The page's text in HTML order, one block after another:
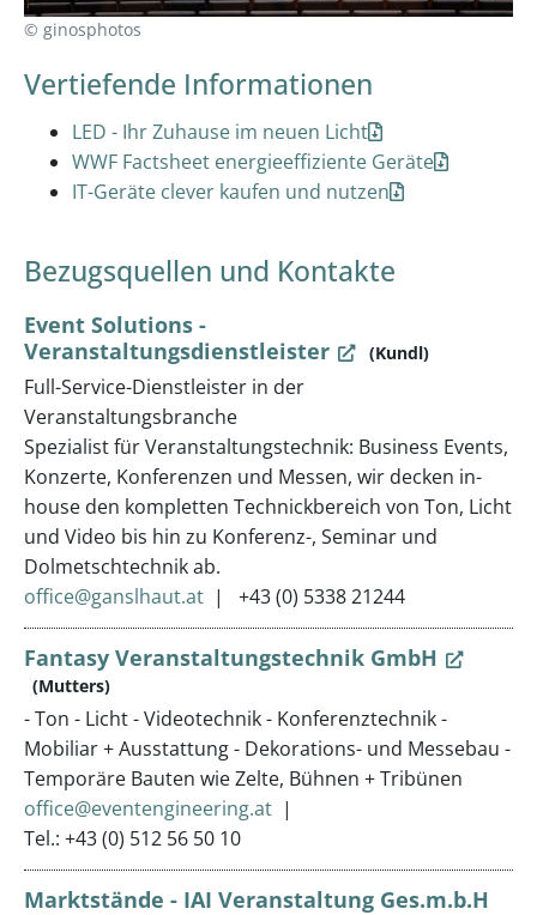
© ginosphotos
Vertiefende Informationen
LED - Ihr Zuhause im neuen Licht
WWF Factsheet energieeffiziente Geräte
IT-Geräte clever kaufen und nutzen
Bezugsquellen und Kontakte
Event Solutions -
Veranstaltungsdienstleister
(Kundl)
Full-Service-Dienstleister in der
Veranstaltungsbranche
Spezialist für Veranstaltungstechnik: Business Events,
Konzerte, Konferenzen und Messen, wir decken in-
house den kompletten Technickbereich von Ton, Licht
und Video bis hin zu Konferenz-, Seminar und
Dolmetschtechnik ab.
office@ganslhaut.at
+43 (0) 5338 21244
Fantasy Veranstaltungstechnik GmbH
(Mutters)
- Ton - Licht - Videotechnik - Konferenztechnik -
Mobiliar + Ausstattung - Dekorations- und Messebau -
Temporäre Bauten wie Zelte, Bühnen + Tribünen
office@eventengineering.at
Tel.: +43 (0) 512 56 50 10
Marktstände - IAI Veranstaltung Ges.m.b.H